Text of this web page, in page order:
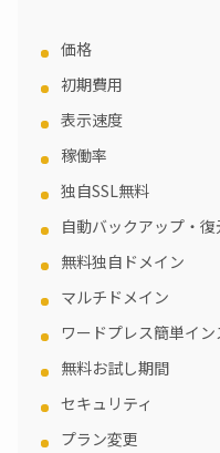
価格
初期費用
表示速度
稼働率
独自SSL無料
自動バックアップ・復
無料独自ドメイン
マルチドメイン
ワードプレス簡単イ
無料お試し期間
セキュリティ
プラン変更